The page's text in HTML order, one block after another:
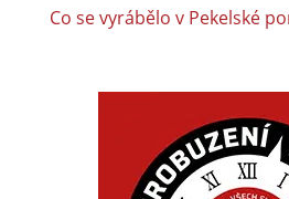
Co se vyrábělo v Pekelské